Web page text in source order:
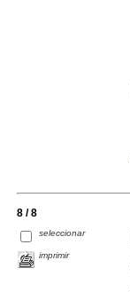
8 / 8
seleccionar
imprimir